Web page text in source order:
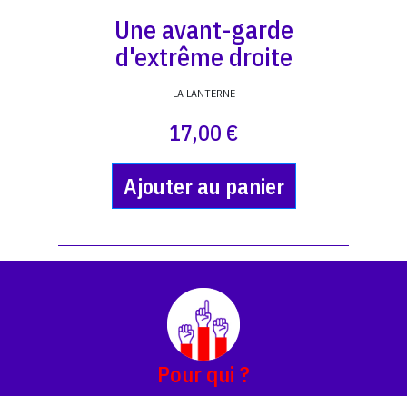
Une avant-garde
d'extrême droite
LA LANTERNE
17,00 €
Ajouter au panier
Pour qui ?